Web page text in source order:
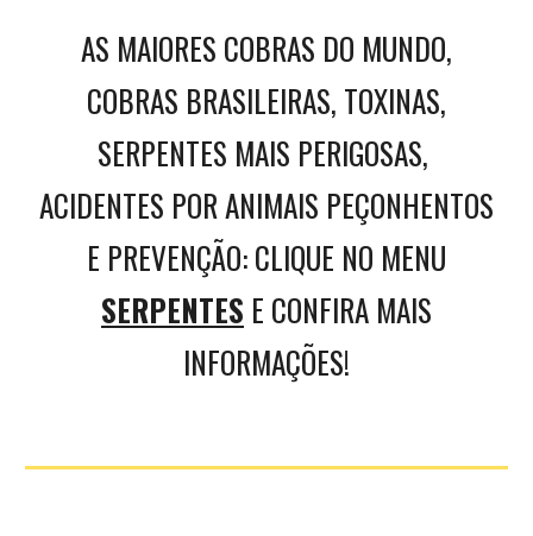
AS MAIORES COBRAS DO MUNDO,
COBRAS BRASILEIRAS, TOXINAS,
SERPENTES MAIS PERIGOSAS,
ACIDENTES POR ANIMAIS PEÇONHENTOS
E PREVENÇÃO: CLIQUE NO MENU
SERPENTES E CONFIRA MAIS
INFORMAÇÕES!